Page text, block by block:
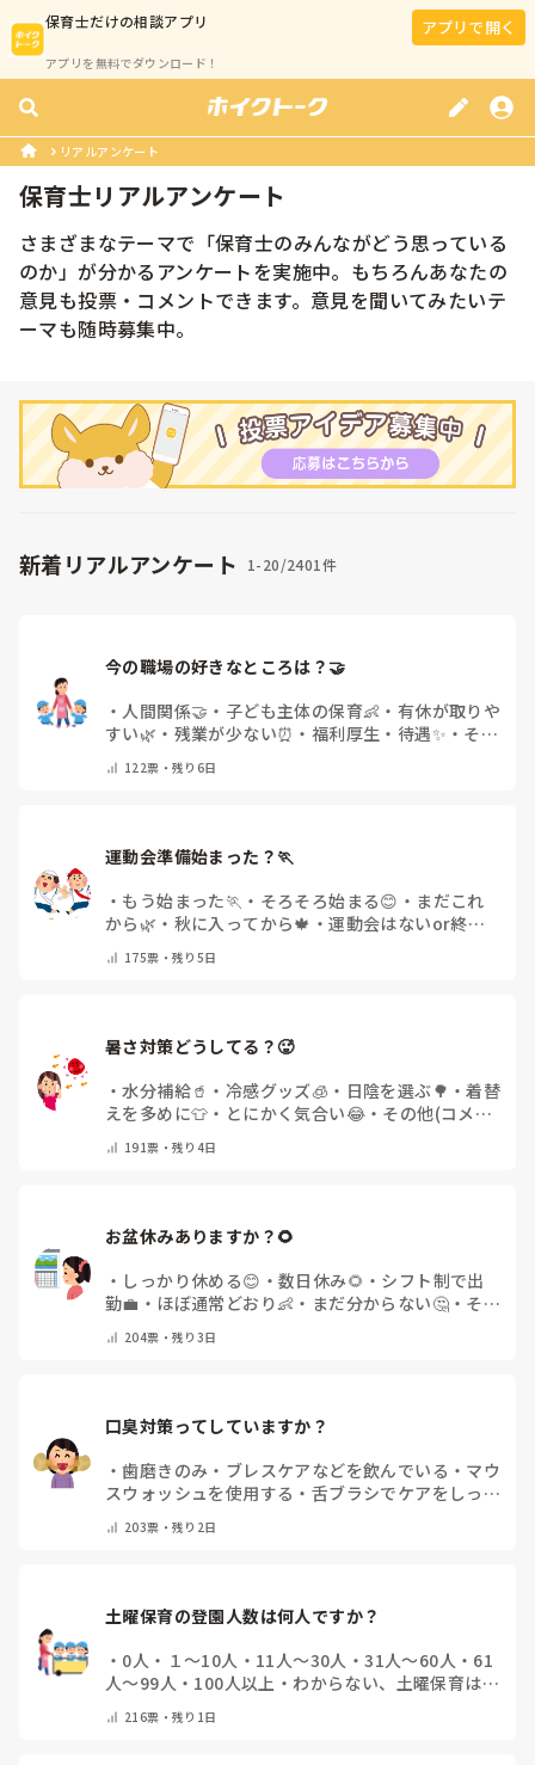
保育士だけの相談アプリ
アプリを無料でダウンロード！
アプリで開く
リアルアンケート
保育士リアルアンケート
さまざまなテーマで「保育士のみんながどう思っている
のか」が分かるアンケートを実施中。もちろんあなたの
意見も投票・コメントできます。意見を聞いてみたいテ
ーマも随時募集中。
新着リアルアンケート 1-20/2401件
・ 人間関係🤝 ・ 子ども主体の保育👶 ・ 有休が取りや
すい🌿 ・ 残業が少ない⏰ ・ 福利厚生・待遇✨ ・ その
他(コメントで教えてください)
122票・残り6日
運動会準備始まった？🏃
・ もう始まった🏃 ・ そろそろ始まる😊 ・ まだこれ
から🌿 ・ 秋に入ってから🍁 ・運動会はないor終わ
った✨
その他(コメントで教えてください)
175票・残り5日
暑さ対策どうしてる？🥵
・水分補給🥤 ・ 冷感グッズ🧊 ・ 日陰を選ぶ🌳 ・着替
えを多めに👕 ・ とにかく気合い😂・ その他(コメン
トで教えてください)
191票・残り4日
お盆休みありますか？🌻
・ しっかり休める😊 ・ 数日休み🌻 ・ シフト制で出
勤💼 ・ ほぼ通常どおり👶 ・ まだ分からない🤔・ その
他(コメントで教えてください)
204票・残り3日
口臭対策ってしていますか？
・歯磨きのみ ・ ブレスケアなどを飲んでいる ・ マウ
スウォッシュを使用する ・ 舌ブラシでケアをしっか
りする
フリスクをかじる
の他(コメントで教えて下さい)
203票・残り2日
土曜保育の登園人数は何人ですか？
・ 0人 ・ １～10人 ・ 11人～30人 ・31人～60人・ 61
人～99人 ・ 100人以上 ・ わからない、土曜保育はな
い
その他(コメントで教えて下さい)
216票・残り1日